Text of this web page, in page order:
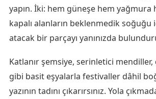
yapın. İki: hem güneşe hem yağmura
kapalı alanların beklenmedik soğuğu
atacak bir parçayı yanınızda
Katlanır şemsiye, serinletici
gibi basit eşyalarla festivaller dâhil
yazının tadını çıkarırsınız. Yola